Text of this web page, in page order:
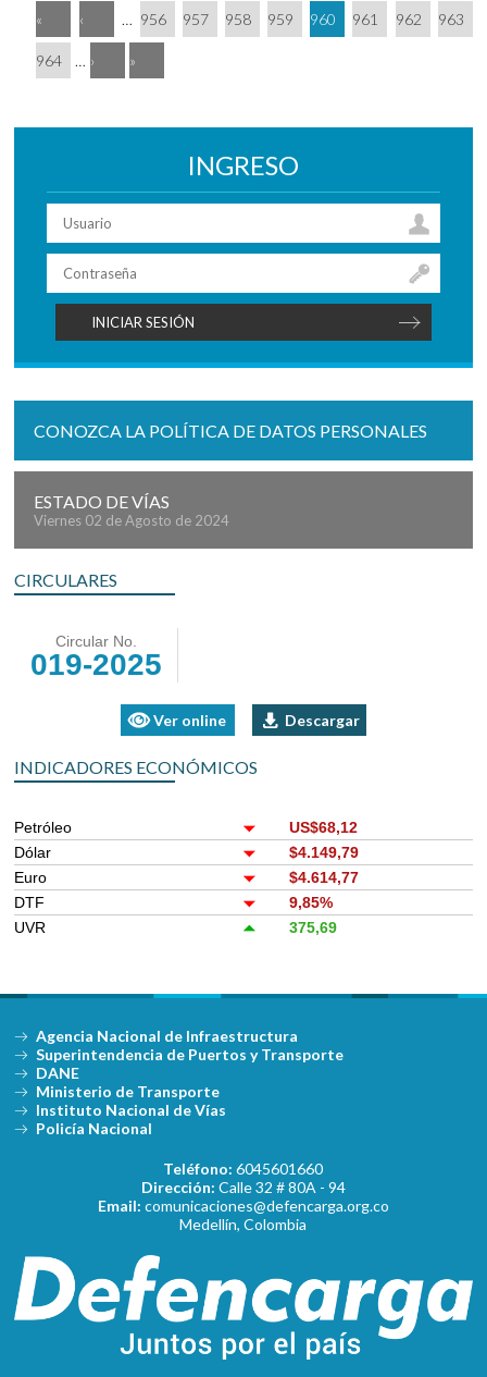
« ‹ … 956 957 958 959 960 961 962 963
964 … › »
INGRESO
CONOZCA LA POLÍTICA DE DATOS PERSONALES
ESTADO DE VÍAS
Viernes 02 de Agosto de 2024
CIRCULARES
Circular No.
019-2025
Ver online Descargar
INDICADORES ECONÓMICOS
Petróleo
US$68,12
Dólar
$4.149,79
Euro
$4.614,77
DTF
9,85%
UVR
375,69
Agencia Nacional de Infraestructura
Superintendencia de Puertos y Transporte
DANE
Ministerio de Transporte
Instituto Nacional de Vías
Policía Nacional
Teléfono: 6045601660
Dirección: Calle 32 # 80A - 94
Email: comunicaciones@defencarga.org.co
Medellín, Colombia